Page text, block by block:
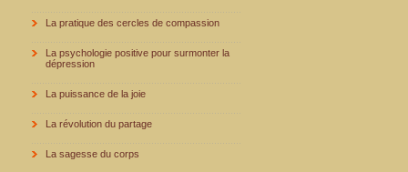
La pratique des cercles de compassion
La psychologie positive pour surmonter la
dépression
La puissance de la joie
La révolution du partage
La sagesse du corps